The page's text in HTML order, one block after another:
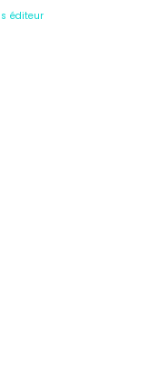
éditeur